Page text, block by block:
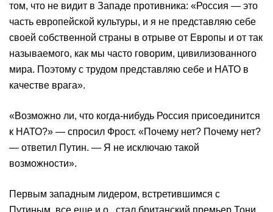
том, что не видит в Западе противника: «Россия — это
часть европейской культуры, и я не представляю себе
своей собственной страны в отрыве от Европы и от так
называемого, как мы часто говорим, цивилизованного
мира. Поэтому с трудом представляю себе и НАТО в
качестве врага».
«Возможно ли, что когда-нибудь Россия присоединится
к НАТО?» — спросил Фрост. «Почему нет? Почему нет?
— ответил Путин. — Я не исключаю такой
возможности».
Первым западным лидером, встретившимся с
Путиным, все еще и.о., стал британский премьер Тони